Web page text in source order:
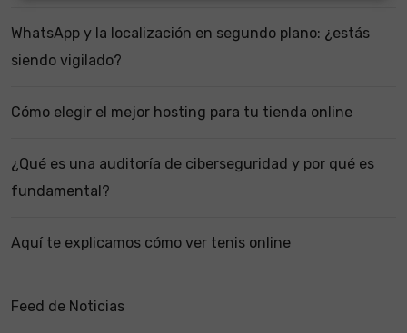
WhatsApp y la localización en segundo plano: ¿estás
siendo vigilado?
Cómo elegir el mejor hosting para tu tienda online
¿Qué es una auditoría de ciberseguridad y por qué es
fundamental?
Aquí te explicamos cómo ver tenis online
Feed de Noticias